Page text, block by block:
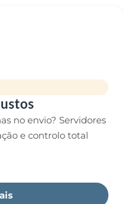
no envio? Servidores
e controlo total